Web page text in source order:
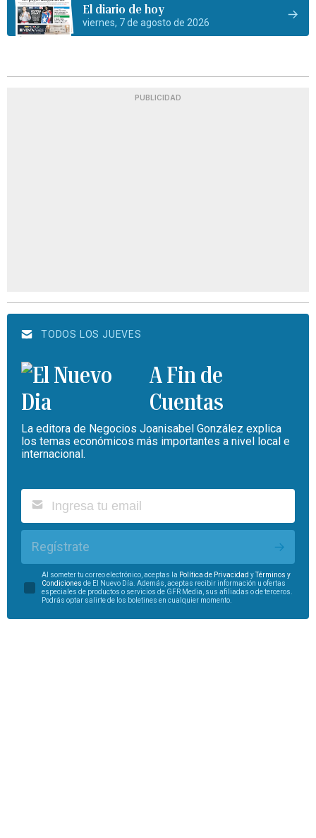
El diario de hoy
viernes, 7 de agosto de 2026
PUBLICIDAD
TODOS LOS JUEVES
A Fin de
Cuentas
La editora de Negocios Joanisabel González explica
los temas económicos más importantes a nivel local e
internacional.
Regístrate
Al someter tu correo electrónico, aceptas la Política de Privacidad yTérminos y
Condiciones de El Nuevo Día. Además, aceptas recibir información u ofertas
especiales de productos o servicios de GFR Media, sus afiliadas o de terceros.
Podrás optar salirte de los boletines en cualquier momento.